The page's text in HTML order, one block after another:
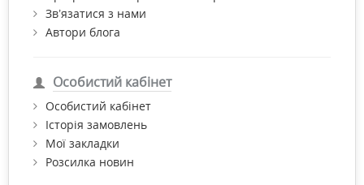
Зв’язатися з нами
Автори блога
Особистий кабінет
Особистий кабінет
Історія замовлень
Мої закладки
Розсилка новин